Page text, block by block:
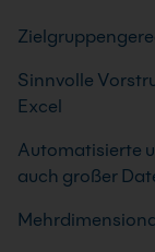
Sinnvolle
Excel
Automatisierte
auch großer